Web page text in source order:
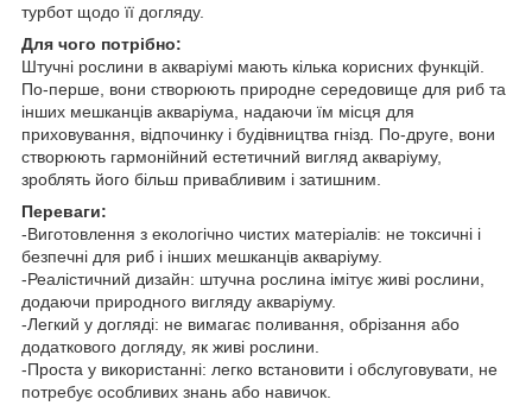
турбот щодо її догляду.
Для чого потрібно:
Штучні рослини в акваріумі мають кілька корисних функцій.
По-перше, вони створюють природне середовище для риб та
інших мешканців акваріума, надаючи їм місця для
приховування, відпочинку і будівництва гнізд. По-друге, вони
створюють гармонійний естетичний вигляд акваріуму,
зроблять його більш привабливим і затишним.
Переваги:
-Виготовлення з екологічно чистих матеріалів: не токсичні і
безпечні для риб і інших мешканців акваріуму.
-Реалістичний дизайн: штучна рослина імітує живі рослини,
додаючи природного вигляду акваріуму.
-Легкий у догляді: не вимагає поливання, обрізання або
додаткового догляду, як живі рослини.
-Проста у використанні: легко встановити і обслуговувати, не
потребує особливих знань або навичок.